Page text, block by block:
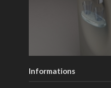
Informations